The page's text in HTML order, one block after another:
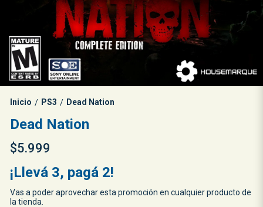
Inicio / PS3 / Dead Nation
Dead Nation
$5.999
¡Llevá 3, pagá 2!
Vas a poder aprovechar esta promoción en cualquier producto de
la tienda.